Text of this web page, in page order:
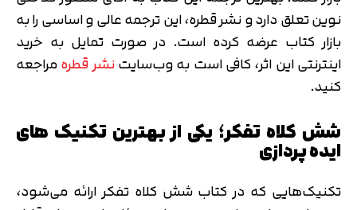
نوین تعلق دارد و نشر قطره، این ترجمه عالی و اساسی را به
بازار کتاب عرضه کرده است. در صورت تمایل به خرید
اینترنتی این اثر، کافی است به وب‌سایتنشر قطرهمراجعه
کنید.
شش کلاه تفکر؛ یکی از بهترین تکنیک های
ایده پردازی
تکنیک‌هایی که در کتاب شش کلاه تفکر ارائه می‌شود،